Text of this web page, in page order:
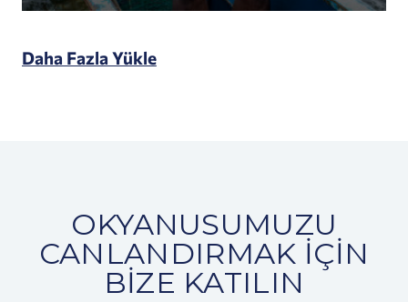
Daha Fazla Yükle
OKYANUSUMUZU
CANLANDIRMAK İÇIN
BIZE KATILIN